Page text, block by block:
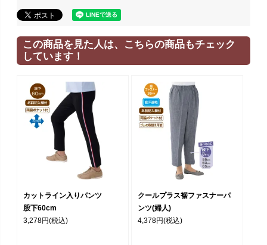
この商品を見た人は、こちらの商品もチェック
しています！
カットライン入りパンツ
股下60cm
3,278円(税込)
クールプラス裾ファスナーパ
ンツ(婦人)
4,378円(税込)